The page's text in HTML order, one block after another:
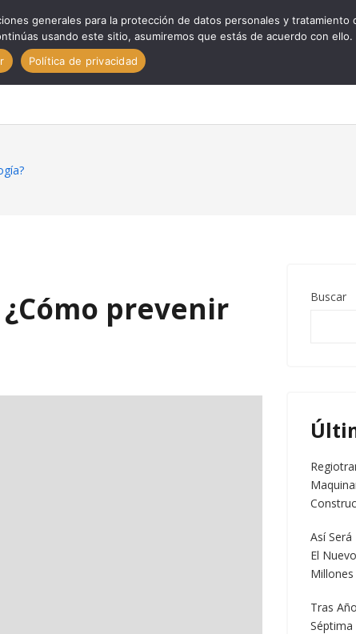
prevenir
Buscar
Así
El
Tras
generales para la protección de datos personales y tratamiento
usando este sitio, asumiremos que estás de acuerdo con ello.
Política de privacidad